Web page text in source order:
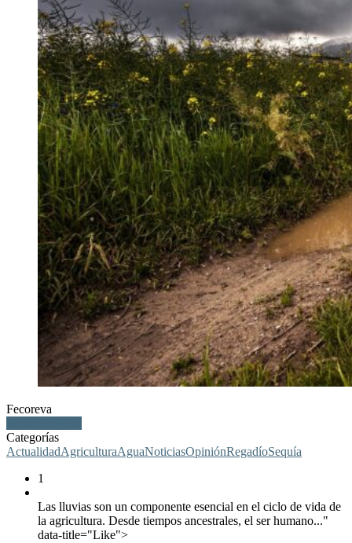
Fecoreva
Categorías
ActualidadAgriculturaAguaNoticiasOpiniónRegadíoSequía
1
Las lluvias son un componente esencial en el ciclo de vida de
la agricultura. Desde tiempos ancestrales, el ser humano..."
data-title="Like">